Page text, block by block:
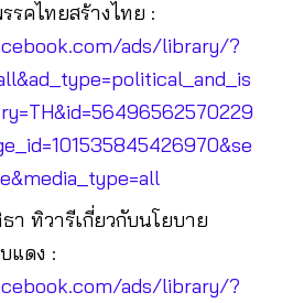
รคไทยสร้างไทย :
ads/library/?
า ทิวารีเกี่ยวกับนโยบาย
แดง :
ads/library/?